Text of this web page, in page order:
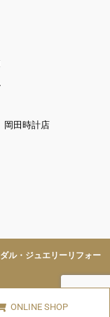
岡田時計店
ル・ジュエリーリフォー
ONLINE SHOP